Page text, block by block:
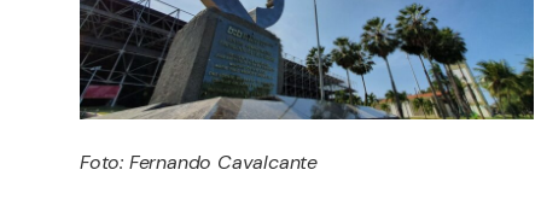
Foto: Fernando Cavalcante